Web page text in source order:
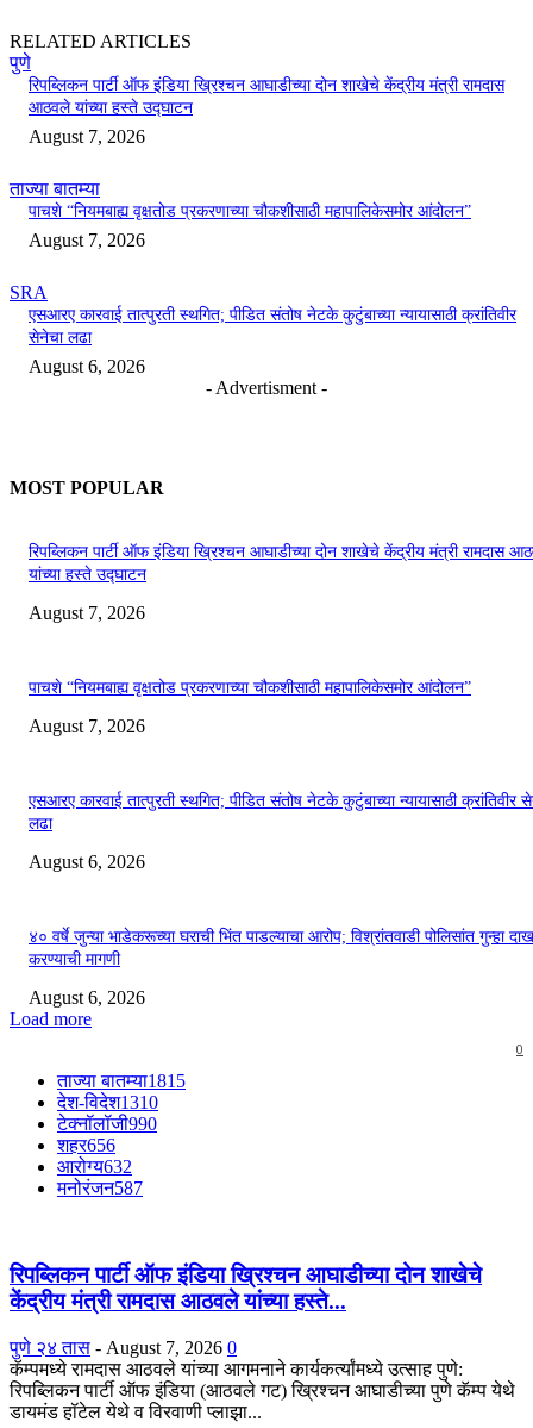
RELATED ARTICLES
पुणे
रिपब्लिकन पार्टी ऑफ इंडिया ख्रिश्चन आघाडीच्या दोन शाखेचे केंद्रीय मंत्री रामदास
आठवले यांच्या हस्ते उद्घाटन
August 7, 2026
ताज्या बातम्या
पाचशे “नियमबाह्य वृक्षतोड प्रकरणाच्या चौकशीसाठी महापालिकेसमोर आंदोलन”
August 7, 2026
SRA
एसआरए कारवाई तात्पुरती स्थगित; पीडित संतोष नेटके कुटुंबाच्या न्यायासाठी क्रांतिवीर
सेनेचा लढा
August 6, 2026
- Advertisment -
MOST POPULAR
रिपब्लिकन पार्टी ऑफ इंडिया ख्रिश्चन आघाडीच्या दोन शाखेचे केंद्रीय मंत्री रामदास
यांच्या हस्ते उद्घाटन
August 7, 2026
पाचशे “नियमबाह्य वृक्षतोड प्रकरणाच्या चौकशीसाठी महापालिकेसमोर आंदोलन”
August 7, 2026
एसआरए कारवाई तात्पुरती स्थगित; पीडित संतोष नेटके कुटुंबाच्या न्यायासाठी क्रांतिवीर
लढा
August 6, 2026
४० वर्षे जुन्या भाडेकरूच्या घराची भिंत पाडल्याचा आरोप; विश्रांतवाडी पोलिसांत गुन्हा
करण्याची मागणी
August 6, 2026
Load more
0
ताज्या बातम्या1815
देश-विदेश1310
टेक्नॉलॉजी990
शहर656
आरोग्य632
मनोरंजन587
रिपब्लिकन पार्टी ऑफ इंडिया ख्रिश्चन आघाडीच्या दोन शाखेचे
केंद्रीय मंत्री रामदास आठवले यांच्या हस्ते...
पुणे २४ तास - August 7, 2026 0
कॅम्पमध्ये रामदास आठवले यांच्या आगमनाने कार्यकर्त्यांमध्ये उत्साह पुणे:
रिपब्लिकन पार्टी ऑफ इंडिया (आठवले गट) ख्रिश्चन आघाडीच्या पुणे कॅम्प येथे
डायमंड हॉटेल येथे व विरवाणी प्लाझा...